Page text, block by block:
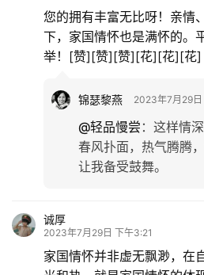
感
您的拥有丰富无比呀！亲情
下，家国情怀也是满怀的。
举！[赞][赞][赞][花][花][花]
锦瑟黎燕 2023年7月29
@轻品慢尝 ： 这样情
春风扑面，热气腾腾
让我备受鼓舞。
诚厚
2023年7月29日 下午3:21
家国情怀并非虚无飘渺，在